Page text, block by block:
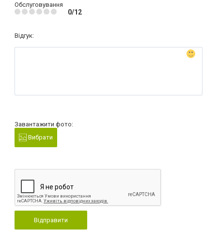
Обслуговування
0/12
Відгук:
Завантажити фото:
Вибрати
Відправити